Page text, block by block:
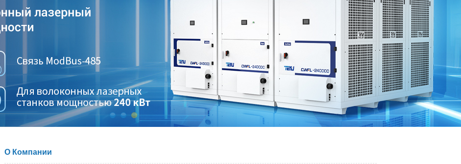
О Компании